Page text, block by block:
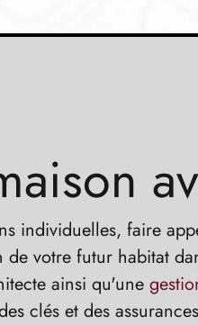
individuelles, faire
votre futur habitat
ainsi qu'une
clés et des